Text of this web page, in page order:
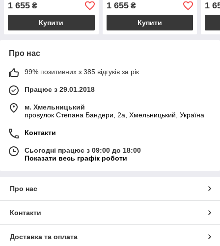
1 655 ₴
Купити
1 655₴
Купити
1
Про нас
99% позитивних з 385 відгуків за рік
Працює з 29.01.2018
м. Хмельницький
провулок Степана Бандери, 2a, Хмельницький, Україна
Контакти
Сьогодні працює з 09:00 до 18:00
Показати весь графік роботи
Про нас
Контакти
Доставка та оплата